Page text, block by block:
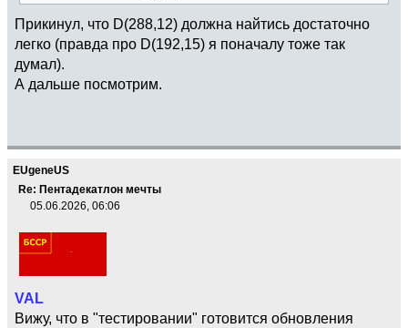
Прикинул, что D(288,12) должна найтись достаточно
легко (правда про D(192,15) я поначалу тоже так
думал).
А дальше посмотрим.
EUgeneUS
Re: Пентадекатлон мечты
05.06.2026, 06:06
VAL
Вижу, что в "тестировании" готовится обновления